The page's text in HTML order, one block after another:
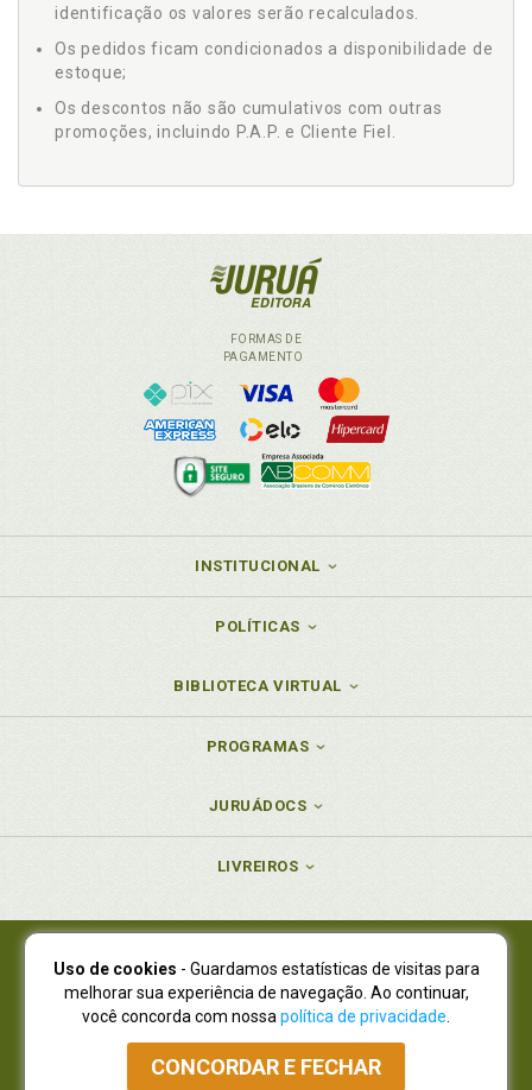
identificação os valores serão recalculados.
Os pedidos ficam condicionados a disponibilidade de
estoque;
Os descontos não são cumulativos com outras
promoções, incluindo P.A.P. e Cliente Fiel.
FORMAS DE
PAGAMENTO
INSTITUCIONAL
POLÍTICAS
BIBLIOTECA VIRTUAL
PROGRAMAS
JURUÁDOCS
LIVREIROS
Juruá Editora Ltda., CNPJ 77.535.508/0001-19
Juruá Informática Ltda., CNPJ 01.701.561/0001-80
NOVO ENDEREÇO:R. Flávio Dallegrave, 7665, São Lourenço |
Curitiba - Paraná - CEP 82210-310
Atendimento: (41) 4009-3900|Vendas Atacado: (41) 4009-3939
Uso de cookies - Guardamos estatísticas de visitas para
melhorar sua experiência de navegação. Ao continuar,
você concorda com nossa política de privacidade
CONCORDAR E FECHAR